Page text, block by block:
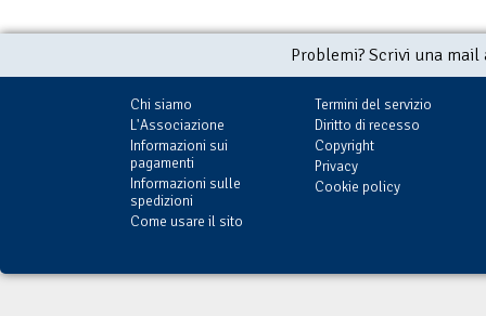
Problemi? Scrivi una
Chi siamo
L'Associazione
Informazioni sui
pagamenti
Informazioni sulle
spedizioni
Come usare il sito
Termini del servizio
Diritto di recesso
Copyright
Privacy
Cookie policy